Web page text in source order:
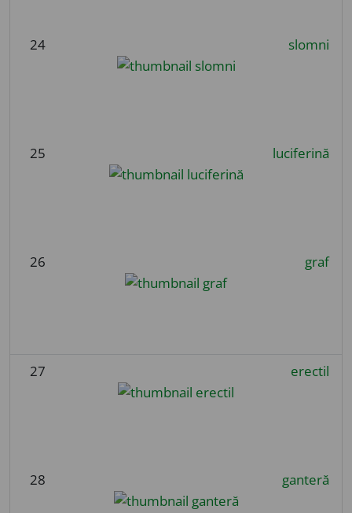
24 slomni
25 luciferină
26 graf
27 erectil
28 ganteră